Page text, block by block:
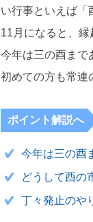
い行事といえば「
11月になると、縁
今年は三の酉まで
初めての方も常連
ポイント解説へ
今年は三の酉
どうして酉の
丁々発止のや